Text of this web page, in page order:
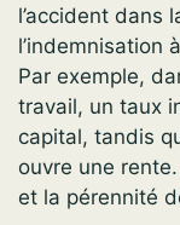
l’accident dans
l’indemnisation
Par exemple,
travail, un taux
capital, tandis
ouvre une
et la pérennité